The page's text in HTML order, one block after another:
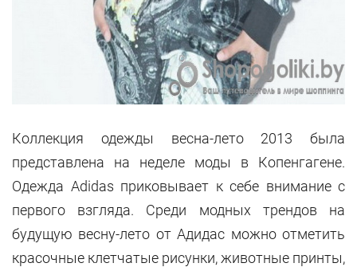
Коллекция одежды весна-лето 2013 была
представлена на неделе моды в Копенгагене.
Одежда Adidas приковывает к себе внимание с
первого взгляда. Среди модных трендов на
будущую весну-лето от Адидас можно отметить
красочные клетчатые рисунки, животные принты,